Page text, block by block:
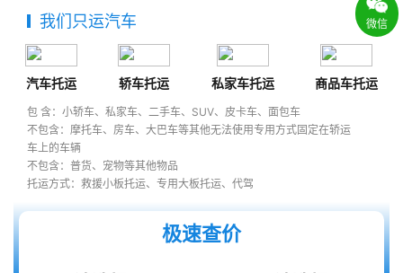
我们只运汽车
汽车托运 轿车托运 私家车托运 商品车托运
包 含：小轿车、私家车、二手车、SUV、皮卡车、面包车
不包含：摩托车、房车、大巴车等其他无法使用专用方式固定在轿运
车上的车辆
不包含：普货、宠物等其他物品
托运方式：救援小板托运、专用大板托运、代驾
极速查价
微信